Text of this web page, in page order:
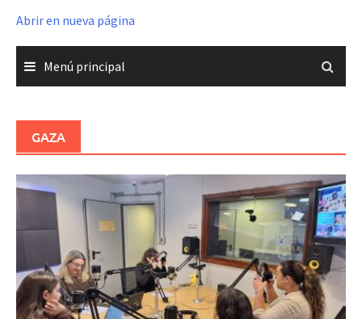
Abrir en nueva página
Menú principal
GAZA